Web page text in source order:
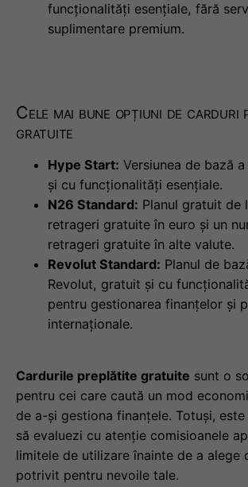
funcționalități esențiale, fără
suplimentare premium.
Cele mai bune opțiuni de
gratuite
Hype Start: Versiunea de bază
și cu funcționalități esențiale.
N26 Standard: Planul gratuit de
retrageri gratuite în euro și un
retrageri gratuite în alte valute.
Revolut Standard: Planul de
Revolut, gratuit și cu
pentru gestionarea finanțelor și
internaționale.
Cardurile preplătite gratuite sunt o
pentru cei care caută un mod
de a-și gestiona finanțele. Totuși,
să evaluezi cu atenție comisioanele
limitele de utilizare înainte de a alege
potrivit pentru nevoile tale.